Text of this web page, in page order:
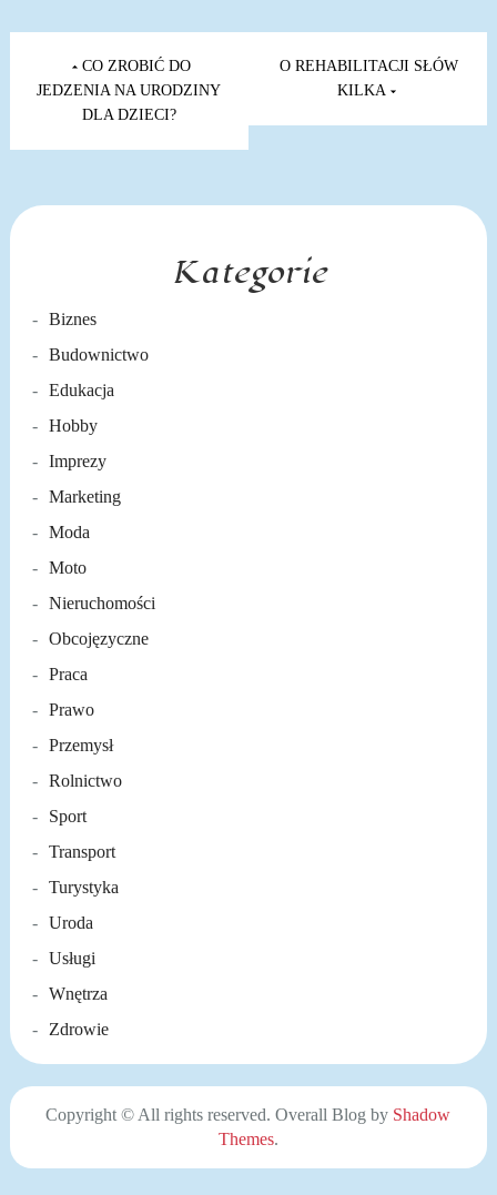
Nawigacja
wpisuCO ZROBIĆ DO
JEDZENIA NA URODZINY
DLA DZIECI?
O REHABILITACJI SŁÓW
KILKA
Kategorie
Biznes
Budownictwo
Edukacja
Hobby
Imprezy
Marketing
Moda
Moto
Nieruchomości
Obcojęzyczne
Praca
Prawo
Przemysł
Rolnictwo
Sport
Transport
Turystyka
Uroda
Usługi
Wnętrza
Zdrowie
Copyright © All rights reserved. Overall Blog by Shadow
Themes.